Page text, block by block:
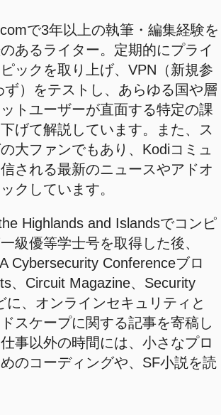
で3年以上の執筆・編集経験を
あるライター。定期的にプライ
ックを取り上げ、VPN（新規参
ず）をテストし、あらゆる国や層
トユーザーが直面する特定の課
げて解説しています。また、ス
大ファンでもあり、Kodiコミュ
される最新のニュースやアドオ
クしています。
Highlands and Islandsでコンピ
級優等学士号を取得した後、
Cybersecurity Conferenceブロ
、Circuit Magazine、Security
に、オンラインセキュリティと
スケープに関する記事を寄稿し
事以外の時間には、小さなプロ
のコーディングや、SF小説を読